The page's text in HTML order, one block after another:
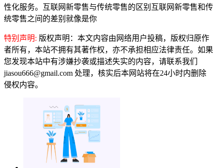
性化服务。互联网新零售与传统零售的区别互联网新零售和传
统零售之间的差别就像是你
特别声明: 版权声明：本文内容由网络用户投稿，版权归原作
者所有，本站不拥有其著作权，亦不承担相应法律责任。如果
您发现本站中有涉嫌抄袭或描述失实的内容，请联系我们
jiasou666@gmail.com 处理，核实后本网站将在24小时内删除
侵权内容。